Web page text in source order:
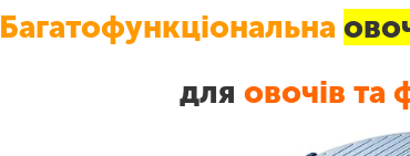
Багатофункціональна
для овочів та